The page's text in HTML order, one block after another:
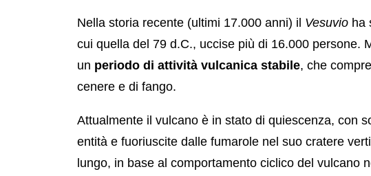
Nella storia recente (ultimi 17.000 anni) il Vesuvio ha
cui quella del 79 d.C., uccise più di 16.000 persone.
un periodo di attività vulcanica stabile, che
cenere e di fango.
Attualmente il vulcano è in stato di quiescenza, con
entità e fuoriuscite dalle fumarole nel suo cratere
lungo, in base al comportamento ciclico del vulcano